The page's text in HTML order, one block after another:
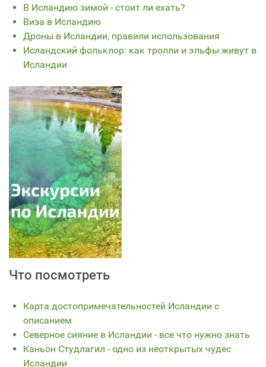
В Исландию зимой - стоит ли ехать?
Виза в Исландию
Дроны в Исландии, правили использования
Исландский фольклор: как тролли и эльфы живут в
Исландии
Что посмотреть
Карта достопримечательностей Исландии с
описанием
Северное сияние в Исландии - все что нужно знать
Каньон Студлагил - одно из неоткрытых чудес
Исландии